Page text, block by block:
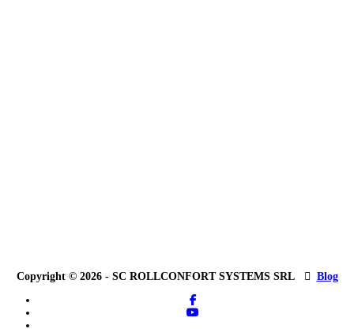
Copyright © 2026 - SC ROLLCONFORT SYSTEMS SRL
Blog
facebook
youtube